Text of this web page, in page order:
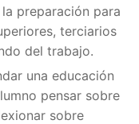
preparación para
terciarios
del trabajo.
una educación
pensar sobre
sobre